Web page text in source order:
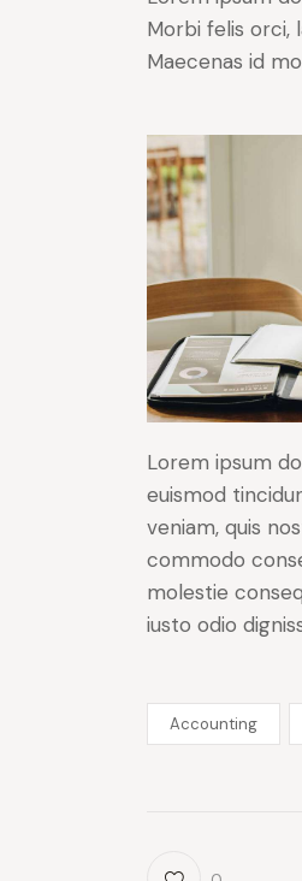
Morbi felis orci,
Maecenas id
Lorem ipsum
euismod
veniam, quis
commodo
molestie
iusto odio
Accounting